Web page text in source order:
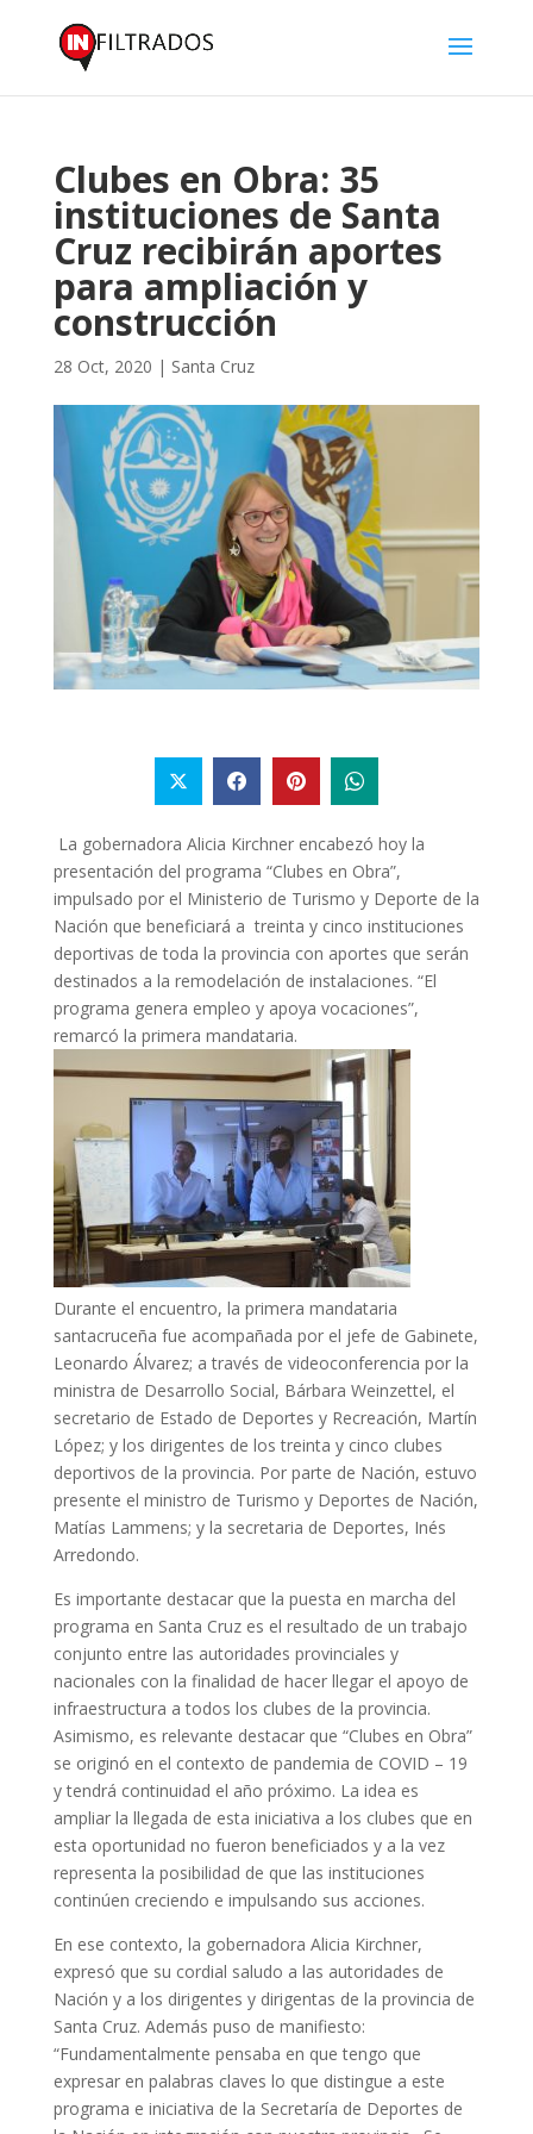
Clubes en Obra: 35
instituciones de Santa
Cruz recibirán aportes
para ampliación y
construcción
28 Oct, 2020 | Santa Cruz
La gobernadora Alicia Kirchner encabezó hoy la
presentación del programa “Clubes en Obra”,
impulsado por el Ministerio de Turismo y Deporte de la
Nación que beneficiará a treinta y cinco instituciones
deportivas de toda la provincia con aportes que serán
destinados a la remodelación de instalaciones. “El
programa genera empleo y apoya vocaciones”,
remarcó la primera mandataria.
Durante el encuentro, la primera mandataria
santacruceña fue acompañada por el jefe de Gabinete,
Leonardo Álvarez; a través de videoconferencia por la
ministra de Desarrollo Social, Bárbara Weinzettel, el
secretario de Estado de Deportes y Recreación, Martín
López; y los dirigentes de los treinta y cinco clubes
deportivos de la provincia. Por parte de Nación, estuvo
presente el ministro de Turismo y Deportes de Nación,
Matías Lammens; y la secretaria de Deportes, Inés
Arredondo.
Es importante destacar que la puesta en marcha del
programa en Santa Cruz es el resultado de un trabajo
conjunto entre las autoridades provinciales y
nacionales con la finalidad de hacer llegar el apoyo de
infraestructura a todos los clubes de la provincia.
Asimismo, es relevante destacar que “Clubes en Obra”
se originó en el contexto de pandemia de COVID – 19
y tendrá continuidad el año próximo. La idea es
ampliar la llegada de esta iniciativa a los clubes que en
esta oportunidad no fueron beneficiados y a la vez
representa la posibilidad de que las instituciones
continúen creciendo e impulsando sus acciones.
En ese contexto, la gobernadora Alicia Kirchner,
expresó que su cordial saludo a las autoridades de
Nación y a los dirigentes y dirigentas de la provincia de
Santa Cruz. Además puso de manifiesto:
“Fundamentalmente pensaba en que tengo que
expresar en palabras claves lo que distingue a este
programa e iniciativa de la Secretaría de Deportes de